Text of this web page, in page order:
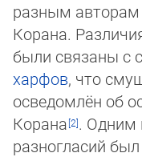
разным
Корана.
были связаны с
харфов, что
осведомлён об
Корана
. Одним
разногласий